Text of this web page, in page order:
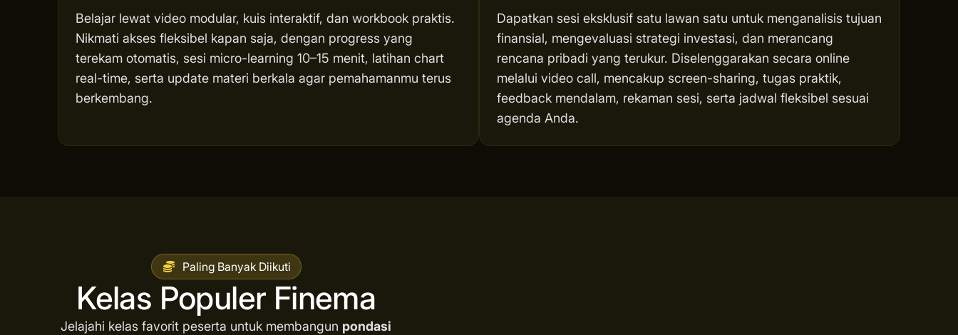
Belajar lewat video modular, kuis interaktif, dan workbook praktis.
Nikmati akses fleksibel kapan saja, dengan progress yang
terekam otomatis, sesi micro-learning 10–15 menit, latihan chart
real-time, serta update materi berkala agar pemahamanmu terus
berkembang.
Dapatkan sesi eksklusif satu lawan satu untuk menganalisis tujuan
finansial, mengevaluasi strategi investasi, dan merancang
rencana pribadi yang terukur. Diselenggarakan secara online
melalui video call, mencakup screen-sharing, tugas praktik,
feedback mendalam, rekaman sesi, serta jadwal fleksibel sesuai
agenda Anda.
Paling Banyak Diikuti
Kelas Populer Finema
Jelajahi kelas favorit peserta untuk membangun pondasi